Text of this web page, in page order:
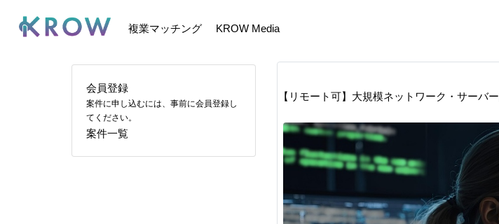
複業マッチング KROW Media
会員登録
案件に申し込むには、事前に会員登録し
てください。
案件一覧
【リモート可】大規模ネットワーク・サーバ